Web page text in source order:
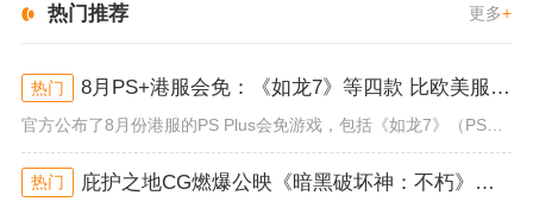
热门推荐 更多+
热门 8月PS+港服会免：《如龙7》等四款 比欧美服多一款
官方公布了8月份港服的PS Plus会免游戏，包括《如龙7》（PS4/PS5）、《小小梦魇》（PS4）、《托尼霍克职业滑...
热门 庇护之地CG燃爆公映《暗黑破坏神：不朽》今日全平台上线